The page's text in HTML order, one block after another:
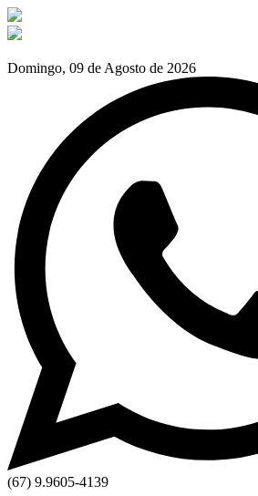
Domingo, 09 de Agosto de 2026
(67) 9.9605-4139